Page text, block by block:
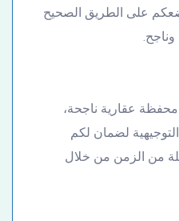
على الطريق الصحيح
محفظة عقارية ناجحة،
التوجيهية لضمان لكم
من الزمن من خلال